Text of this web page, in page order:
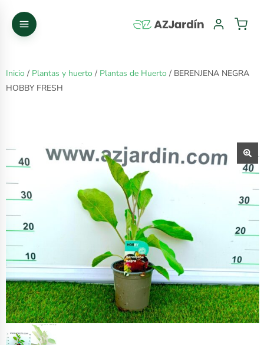
Inicio / Plantas y huerto / Plantas de Huerto / BERENJENA NEGRA
HOBBY FRESH